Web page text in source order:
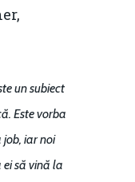
un subiect
Este vorba
job, iar noi
să vină la